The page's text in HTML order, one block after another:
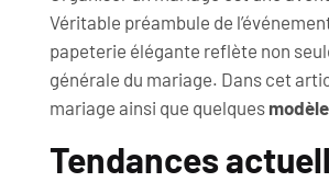
Véritable préambule de
papeterie élégante reflète non
générale du mariage. Dans cet
mariage ainsi que quelques
Tendances